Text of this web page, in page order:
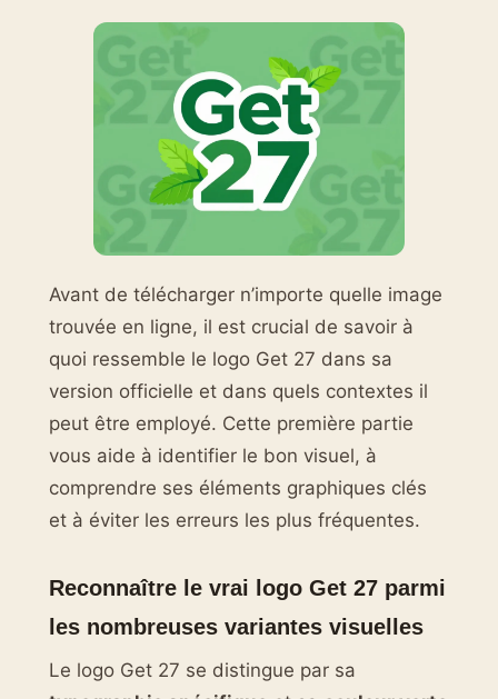
Avant de télécharger n’importe quelle image
trouvée en ligne, il est crucial de savoir à
quoi ressemble le logo Get 27 dans sa
version officielle et dans quels contextes il
peut être employé. Cette première partie
vous aide à identifier le bon visuel, à
comprendre ses éléments graphiques clés
et à éviter les erreurs les plus fréquentes.
Reconnaître le vrai logo Get 27 parmi
les nombreuses variantes visuelles
Le logo Get 27 se distingue par sa